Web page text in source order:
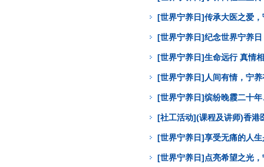
[世界宁养日]传承大医之爱
[世界宁养日]纪念世界宁养
[世界宁养日]生命远行 真情
[世界宁养日]人间有情，宁
[世界宁养日]缤纷晚霞二十
[社工活动](课程及讲师)香
[世界宁养日]享受无痛的人
[世界宁养日]点亮希望之光